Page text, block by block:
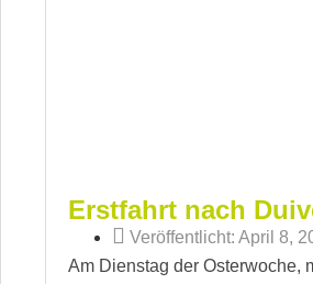
Erstfahrt nach
Veröffentlicht: April 8,
Am Dienstag der Osterwoche,